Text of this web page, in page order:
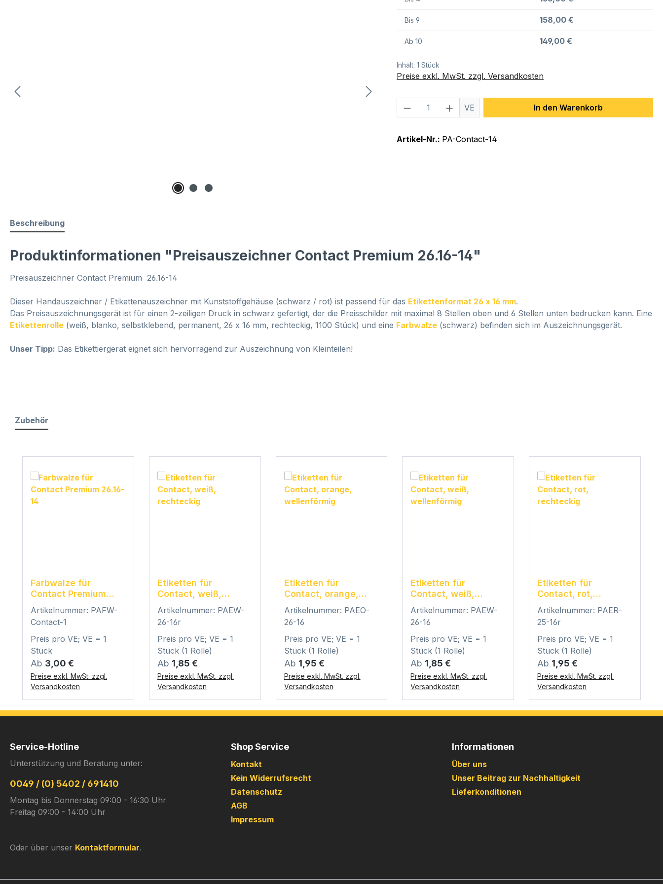
Bis 9 158,00 €
Ab 10 149,00 €
Inhalt: 1 Stück
Preise exkl. MwSt. zzgl. Versandkosten
Produkt Anzahl: Gib den gewünschten Wert
VE In den Warenkorb
Artikel-Nr.: PA-Contact-14
Beschreibung
Produktinformationen "Preisauszeichner Contact Premium 26.16-14"
Preisauszeichner Contact Premium 26.16-14
Dieser Handauszeichner / Etikettenauszeichner mit Kunststoffgehäuse (schwarz / rot) ist passend für das Etikettenformat 26 x 16 mm.
Das Preisauszeichnungsgerät ist für einen 2-zeiligen Druck in schwarz gefertigt, der die Preisschilder mit maximal 8 Stellen oben und 6 Stellen unten bedrucken kann. Eine
Etikettenrolle (weiß, blanko, selbstklebend, permanent, 26 x 16 mm, rechteckig, 1100 Stück) und eine Farbwalze (schwarz) befinden sich im Auszeichnungsgerät.
Unser Tipp: Das Etikettiergerät eignet sich hervorragend zur Auszeichnung von Kleinteilen!
Zubehör
Farbwalze für
Contact Premium
Artikelnummer: PAFW-
Contact-1
Preis pro VE; VE = 1
Stück
Regulärer Preis:
Ab 3,00 €
Preise exkl. MwSt. zzgl.
Versandkosten
Etiketten für
Contact, weiß,
Artikelnummer: PAEW-
26-16r
Preis pro VE; VE = 1
Stück (1 Rolle)
Regulärer Preis:
Ab 1,85 €
Preise exkl. MwSt. zzgl.
Versandkosten
Etiketten für
Contact, orange,
Artikelnummer: PAEO-
26-16
Preis pro VE; VE = 1
Stück (1 Rolle)
Regulärer Preis:
Ab 1,95 €
Preise exkl. MwSt. zzgl.
Versandkosten
Etiketten für
Contact, weiß,
Artikelnummer: PAEW-
26-16
Preis pro VE; VE = 1
Stück (1 Rolle)
Regulärer Preis:
Ab 1,85 €
Preise exkl. MwSt. zzgl.
Versandkosten
Etiketten für
Contact, rot,
Artikelnummer: PAER-
25-16r
Preis pro VE; VE = 1
Stück (1 Rolle)
Regulärer Preis:
Ab 1,95 €
Preise exkl. MwSt. zzgl.
Versandkosten
Service-Hotline
Unterstützung und Beratung unter:
0049 / (0) 5402 / 691410
Montag bis Donnerstag 09:00 - 16:30 Uhr
Freitag 09:00 - 14:00 Uhr
Oder über unser Kontaktformular.
Shop Service
Kontakt
Kein Widerrufsrecht
Datenschutz
AGB
Impressum
Informationen
Über uns
Unser Beitrag zur Nachhaltigkeit
Lieferkonditionen